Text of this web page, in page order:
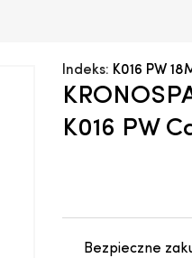
Indeks: K016 PW
K016 PW
Bezpieczne